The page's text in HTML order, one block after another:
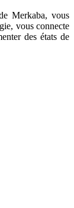
Merkaba, vous
vous connecte
des états de